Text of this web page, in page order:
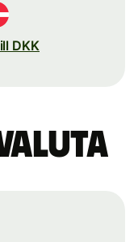
DKK